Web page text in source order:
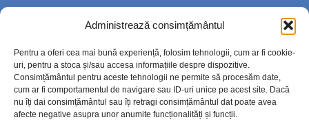
Administrează consimțământul
Pentru a oferi cea mai bună experiență, folosim tehnologii, cum ar fi cookie-
uri, pentru a stoca și/sau accesa informațiile despre dispozitive.
Consimțământul pentru aceste tehnologii ne permite să procesăm date,
cum ar fi comportamentul de navigare sau ID-uri unice pe acest site. Dacă
nu îți dai consimțământul sau îți retragi consimțământul dat poate avea
afecte negative asupra unor anumite funcționalități și funcții.
Contact
Politica de confidențialitate
Politică cookie-uri (UE)